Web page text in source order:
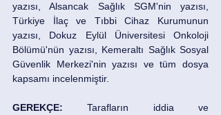
yazısı, Alsancak Sağlık SGM'nin yazısı,
Türkiye İlaç ve Tıbbi Cihaz Kurumunun
yazısı, Dokuz Eylül Üniversitesi Onkoloji
Bölümü'nün yazısı, Kemeraltı Sağlık Sosyal
Güvenlik Merkezi'nin yazısı ve tüm dosya
kapsamı incelenmiştir.
GEREKÇE: Tarafların iddia ve